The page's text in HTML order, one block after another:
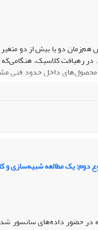
دو یا بیش از دو
رهیافت کلاسیک،
داخل حدود فنی
باید بین محصول‌هایی که
تولید محصول نامنطبق
به طراحی آماری-اقتصادی
می‌پردازد. همچنین
هزینه‌ی تولید محصول
دوم: یک مطالعه شبیه‌سازی و
در حضور داده‌های سانسور